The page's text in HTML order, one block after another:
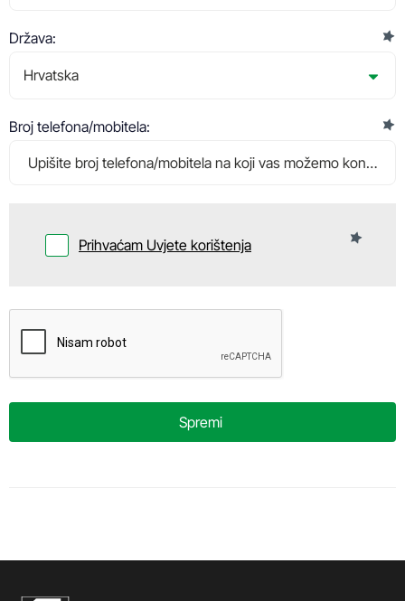
Država:
Broj telefona/mobitela:
Prihvaćam Uvjete korištenja